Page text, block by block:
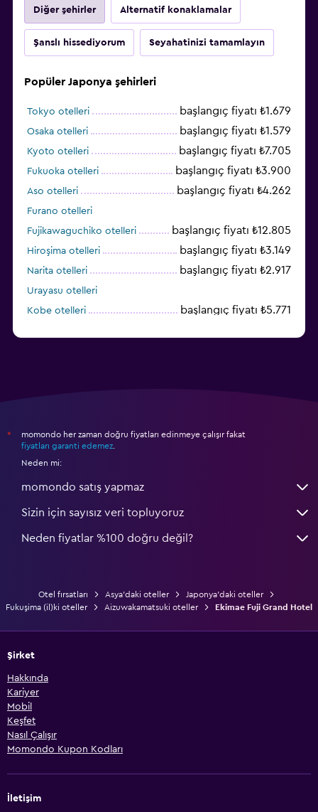
Diğer şehirler Alternatif konaklamalar
Şanslı hissediyorum Seyahatinizi tamamlayın
Popüler Japonya şehirleri
Tokyo otelleri başlangıç fiyatı ₺1.679
Osaka otelleri başlangıç fiyatı ₺1.579
Kyoto otelleri başlangıç fiyatı ₺7.705
Fukuoka otelleri başlangıç fiyatı ₺3.900
Aso otelleri başlangıç fiyatı ₺4.262
Furano otelleri
Fujikawaguchiko otelleri
başlangıç fiyatı ₺12.805
Hiroşima otelleri başlangıç fiyatı ₺3.149
Narita otelleri başlangıç fiyatı ₺2.917
Urayasu otelleri
Kobe otelleri
başlangıç fiyatı ₺5.771
*
momondo her zaman doğru fiyatları edinmeye çalışır fakat
fiyatları garanti edemez
Neden mi:
momondo satış yapmaz
Sizin için sayısız veri topluyoruz
Neden fiyatlar %100 doğru değil?
Otel fırsatları Asya'daki oteller
Japonya'daki oteller
Fukuşima (il)ki oteller
Aizuwakamatsuki oteller Ekimae Fuji Grand Hotel
Şirket
Hakkında
Kariyer
Mobil
Keşfet
Nasıl Çalışır
Momondo Kupon Kodları
İletişim